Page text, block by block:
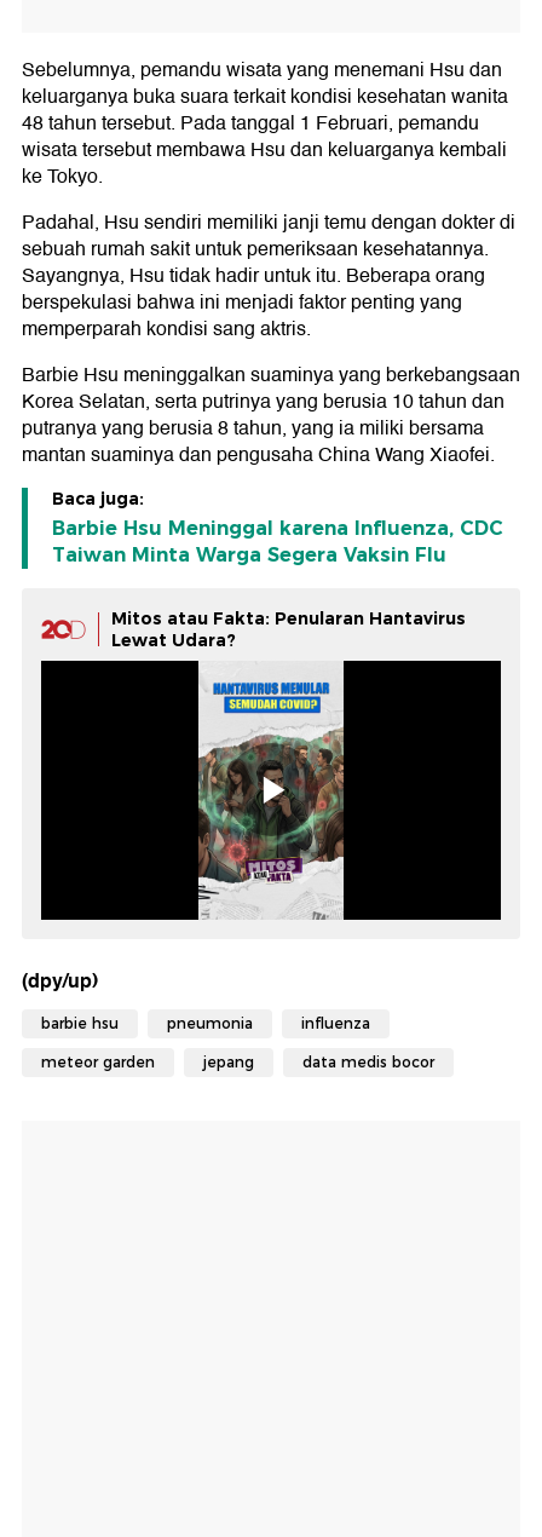
Sebelumnya, pemandu wisata yang menemani Hsu dan
keluarganya buka suara terkait kondisi kesehatan wanita
48 tahun tersebut. Pada tanggal 1 Februari, pemandu
wisata tersebut membawa Hsu dan keluarganya kembali
ke Tokyo.
Padahal, Hsu sendiri memiliki janji temu dengan dokter di
sebuah rumah sakit untuk pemeriksaan kesehatannya.
Sayangnya, Hsu tidak hadir untuk itu. Beberapa orang
berspekulasi bahwa ini menjadi faktor penting yang
memperparah kondisi sang aktris.
Barbie Hsu meninggalkan suaminya yang berkebangsaan
Korea Selatan, serta putrinya yang berusia 10 tahun dan
putranya yang berusia 8 tahun, yang ia miliki bersama
mantan suaminya dan pengusaha China Wang Xiaofei.
Baca juga:
Barbie Hsu Meninggal karena Influenza, CDC
Taiwan Minta Warga Segera Vaksin Flu
Mitos atau Fakta: Penularan Hantavirus
Lewat Udara?
(dpy/up)
barbie hsu pneumonia influenza
meteor garden jepang data medis bocor